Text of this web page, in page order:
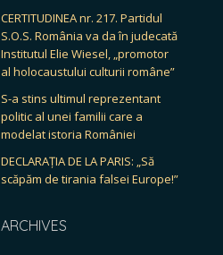
CERTITUDINEA nr. 217. Partidul
S.O.S. România va da în judecată
Institutul Elie Wiesel, „promotor
al holocaustului culturii române”
S-a stins ultimul reprezentant
politic al unei familii care a
modelat istoria României
DECLARAȚIA DE LA PARIS: „Să
scăpăm de tirania falsei Europe!”
ARCHIVES